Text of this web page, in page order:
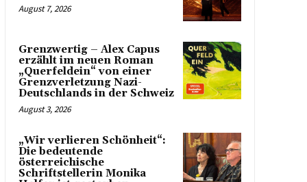
August 7, 2026
Grenzwertig – Alex Capus
erzählt im neuen Roman
„Querfeldein“ von einer
Grenzverletzung Nazi-
Deutschlands in der Schweiz
August 3, 2026
„Wir verlieren Schönheit“:
Die bedeutende
österreichische
Schriftstellerin Monika